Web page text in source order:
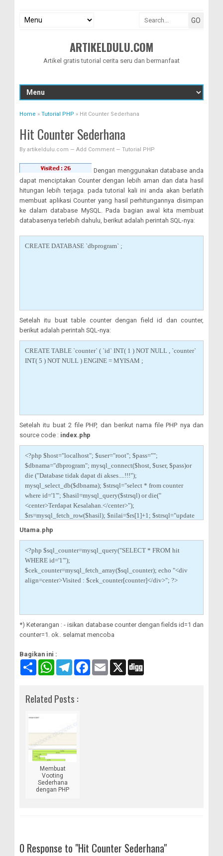
ARTIKELDULU.COM
Artikel gratis tutorial cerita seru dan bermanfaat
Home » Tutorial PHP » Hit Counter Sederhana
Hit Counter Sederhana
By artikeldulu.com — Add Comment — Tutorial PHP
Dengan menggunakan database anda
dapat menciptakan Counter dengan lebih aman dan data hasil
hitungan lebih terjaga. pada tutorial kali ini anda akan berlatih
membuat aplikasi Counter yang hasil perhitungannya disimpan
ke dalam database MySQL. Pada bagian awal kita membuat
databasenya terlebih dahulu, berikut adalah perintah SQL-nya:
CREATE DATABASE `dbprogram` ;
Setelah itu buat table counter dengan field id dan counter,
berikut adalah perintah SQL-nya:
CREATE TABLE `counter` ( `id` INT( 1 ) NOT NULL , `counter`
INT( 5 ) NOT NULL ) ENGINE = MYISAM ;
Setelah itu buat 2 file PHP, dan berikut nama file PHP nya dan
source code : index.php
<?php $host="localhost"; $user="root"; $pass="";
$dbnama="dbprogram"; mysql_connect($host, $user, $pass)or
die ("Database tidak dapat di akses....!!!");
mysql_select_db($dbnama); $strsql="select * from counter
where id='1'"; $hasil=mysql_query($strsql) or die("
<center>Terdapat Kesalahan.</center>");
$rs=mysql_fetch_row($hasil); $nilai=$rs[1]+1; $strsql="update
$hasil=mysql_query($strsql) or die("<center>Terdapat
language=javascript>document.location='utama.php'</script>";
?>
Utama.php
<?php $sql_counter=mysql_query("SELECT * FROM hit
WHERE id='1'");
$cek_counter=mysql_fetch_array($sql_counter); echo "<div
align=center>Visited : $cek_counter[counter]</div>"; ?>
*) Keterangan : - isikan database counter dengan fields id=1 dan
counter=1. ok.. selamat mencoba
Bagikan ini :
S
n
W
s
A
T
r
F
E
m
X
Related Posts :
Membuat
Vooting
Sederhana
dengan PHP
0 Response to "Hit Counter Sederhana"